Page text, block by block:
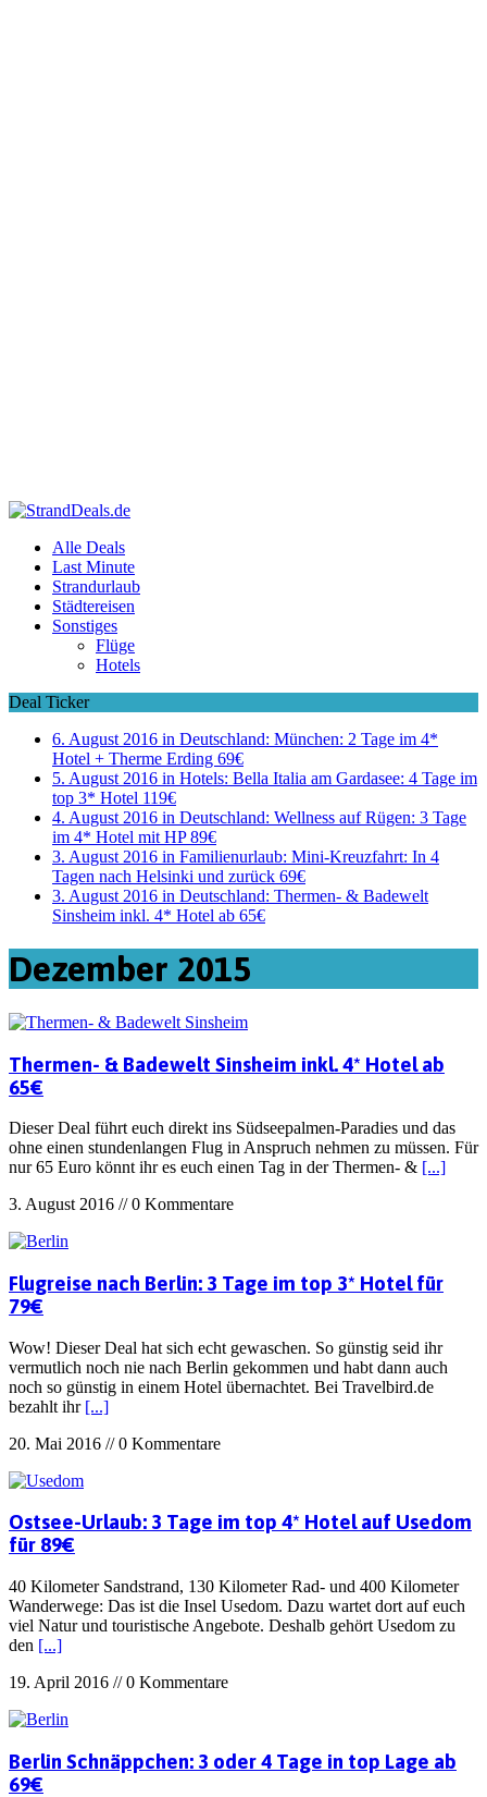
Alle Deals
Last Minute
Strandurlaub
Städtereisen
Sonstiges
Flüge
Hotels
Deal Ticker
6. August 2016 in Deutschland: München: 2 Tage im 4*
Hotel + Therme Erding 69€
5. August 2016 in Hotels: Bella Italia am Gardasee: 4 Tage im
top 3* Hotel 119€
4. August 2016 in Deutschland: Wellness auf Rügen: 3 Tage
im 4* Hotel mit HP 89€
3. August 2016 in Familienurlaub: Mini-Kreuzfahrt: In 4
Tagen nach Helsinki und zurück 69€
3. August 2016 in Deutschland: Thermen- & Badewelt
Sinsheim inkl. 4* Hotel ab 65€
Dezember 2015
Thermen- & Badewelt Sinsheim inkl. 4* Hotel ab
65€
Dieser Deal führt euch direkt ins Südseepalmen-Paradies und das
ohne einen stundenlangen Flug in Anspruch nehmen zu müssen. Für
nur 65 Euro könnt ihr es euch einen Tag in der Thermen- & [...]
3. August 2016 // 0 Kommentare
Flugreise nach Berlin: 3 Tage im top 3* Hotel für
79€
Wow! Dieser Deal hat sich echt gewaschen. So günstig seid ihr
vermutlich noch nie nach Berlin gekommen und habt dann auch
noch so günstig in einem Hotel übernachtet. Bei Travelbird.de
bezahlt ihr [...]
20. Mai 2016 // 0 Kommentare
Ostsee-Urlaub: 3 Tage im top 4* Hotel auf Usedom
für 89€
40 Kilometer Sandstrand, 130 Kilometer Rad- und 400 Kilometer
Wanderwege: Das ist die Insel Usedom. Dazu wartet dort auf euch
viel Natur und touristische Angebote. Deshalb gehört Usedom zu
den [...]
19. April 2016 // 0 Kommentare
Berlin Schnäppchen: 3 oder 4 Tage in top Lage ab
69€